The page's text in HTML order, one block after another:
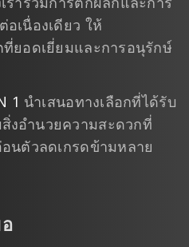
เนื่องเดียว ให้
ยอดเยี่ยมและการอนุรักษ์
1 นำเสนอทางเลือกที่ได้รับ
งอำนวยความสะดวกที่
นตัวลดเกรดข้ามหลาย